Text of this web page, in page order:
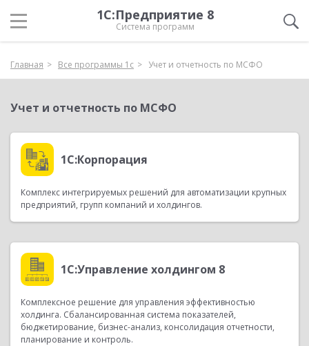
1С:Предприятие 8
Система программ
Главная Все программы 1с Учет и отчетность по МСФО
Учет и отчетность по МСФО
1С:Корпорация
Комплекс интегрируемых решений для автоматизации крупных
предприятий, групп компаний и холдингов.
1С:Управление холдингом 8
Комплексное решение для управления эффективностью
холдинга. Сбалансированная система показателей,
бюджетирование, бизнес-анализ, консолидация отчетности,
планирование и контроль.